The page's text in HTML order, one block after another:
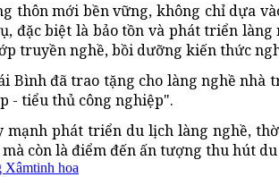
thôn mới bền vững, không chỉ dựa
đặc biệt là bảo tồn và phát triển
truyền nghề, bồi dưỡng kiến thức
Bình đã trao tặng cho làng nghề nhà
- tiểu thủ công nghiệp".
mạnh phát triển du lịch làng nghề,
còn là điểm đến ấn tượng thu hút
Xâmtinh hoa